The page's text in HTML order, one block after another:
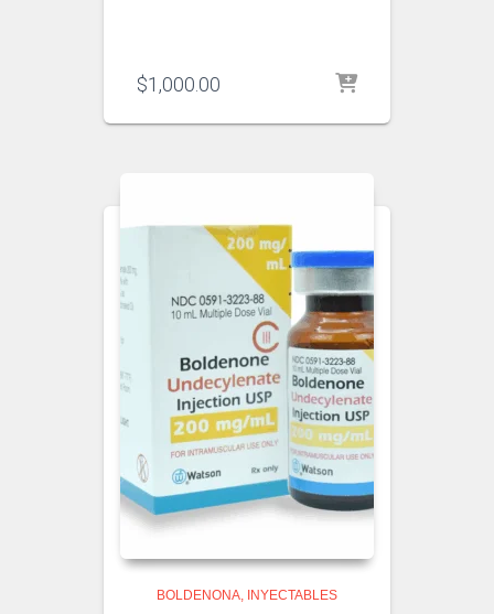
$1,000.00
BOLDENONA INYECTABLES